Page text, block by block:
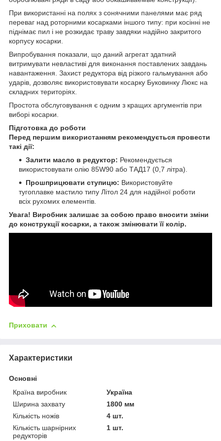
При використанні на полях з сонячними панелями має ряд
переваг над роторними косарками іншого типу: при косінні не
піднімає пил і не розкидає траву завдяки надійно закритого
корпусу косарки.
Випробування показали, що даний агрегат здатний
витримувати невластиві для виконання поставлених завдань
навантаження. Захист редуктора від різкого гальмування або
ударів, дозволяє використовувати косарку Буковинку Люкс на
складних територіях.
Простота обслуговування є одним з кращих аргументів при
виборі косарки.
Підготовка до роботи
Перед першим використанням рекомендується провести
такі дії:
Залити масло в редуктор: Рекомендується
використовувати олію 85W90 або ТАД17 (0,7 літра).
Прошприцювати ступицю: Використовуйте
тугоплавке мастило типу Літол 24 для надійної роботи
всіх рухомих елементів.
Увага! Виробник залишає за собою право вносити зміни
до конструкції косарки, а також змінювати її колір.
Приховати
Характеристики
Основні
Країна виробник
Україна
Ширина захвату
1800 мм
Кількість ножів
4 шт.
Кількість шарнірних
редукторів
1 шт.